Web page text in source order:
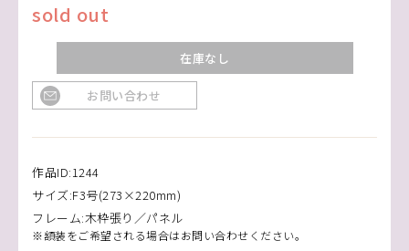
sold out
在庫なし
お問い合わせ
作品ID:1244
サイズ:F3号(273×220mm)
フレーム:木枠張り／パネル
※額装をご希望される場合はお問い合わせください。